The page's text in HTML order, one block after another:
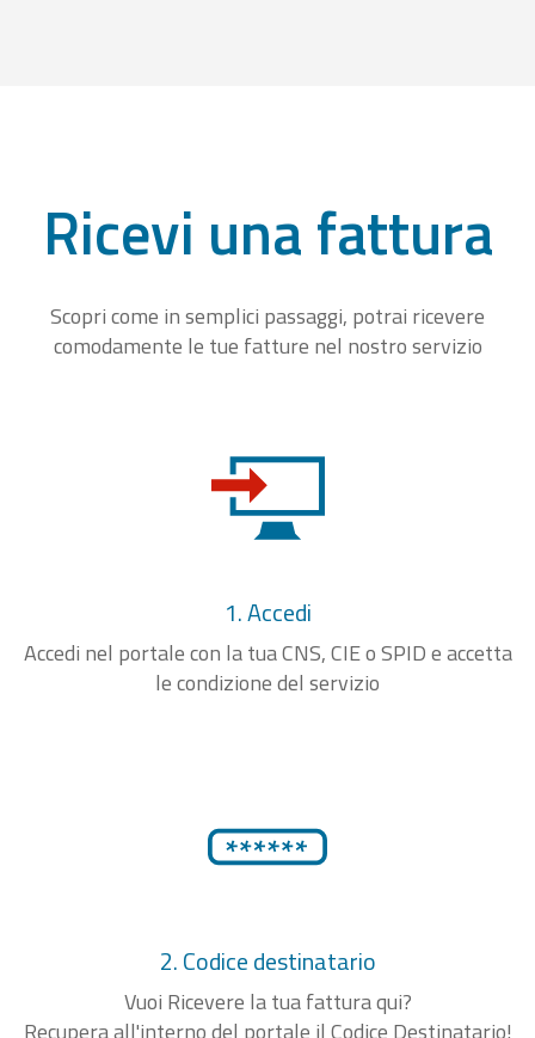
Ricevi una fattura
Scopri come in semplici passaggi, potrai ricevere
comodamente le tue fatture nel nostro servizio
1. Accedi
Accedi nel portale con la tua CNS, CIE o SPID e accetta
le condizione del servizio
2. Codice destinatario
Vuoi Ricevere la tua fattura qui?
Recupera all'interno del portale il Codice Destinatario!